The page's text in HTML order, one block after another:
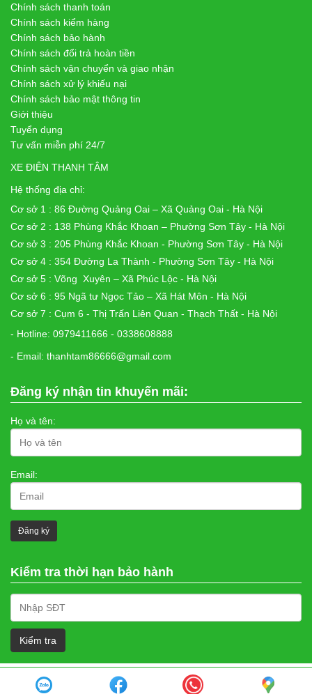
Chính sách thanh toán
Chính sách kiểm hàng
Chính sách bảo hành
Chính sách đổi trả hoàn tiền
Chính sách vận chuyển và giao nhận
Chính sách xử lý khiếu nại
Chính sách bảo mật thông tin
Giới thiệu
Tuyển dụng
Tư vấn miễn phí 24/7
XE ĐIỆN THANH TÂM
Hệ thống địa chỉ:
Cơ sở 1 : 86 Đường Quảng Oai – Xã Quảng Oai - Hà Nội
Cơ sở 2 : 138 Phùng Khắc Khoan – Phường Sơn Tây - Hà Nội
Cơ sở 3 : 205 Phùng Khắc Khoan - Phường Sơn Tây - Hà Nội
Cơ sở 4 : 354 Đường La Thành - Phường Sơn Tây - Hà Nội
Cơ sở 5 : Võng Xuyên – Xã Phúc Lộc - Hà Nội
Cơ sở 6 : 95 Ngã tư Ngọc Tảo – Xã Hát Môn - Hà Nội
Cơ sở 7 : Cụm 6 - Thị Trấn Liên Quan - Thạch Thất - Hà Nội
- Hotline: 0979411666 - 0338608888
- Email: thanhtam86666@gmail.com
Đăng ký nhận tin khuyến mãi:
Họ và tên:
Email:
Kiểm tra thời hạn bảo hành